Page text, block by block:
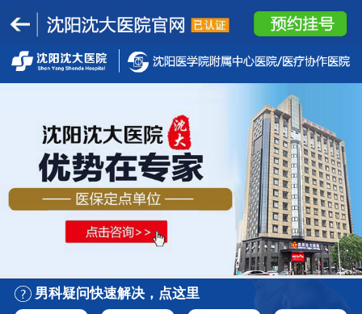
男科疑问快速解决，点这里